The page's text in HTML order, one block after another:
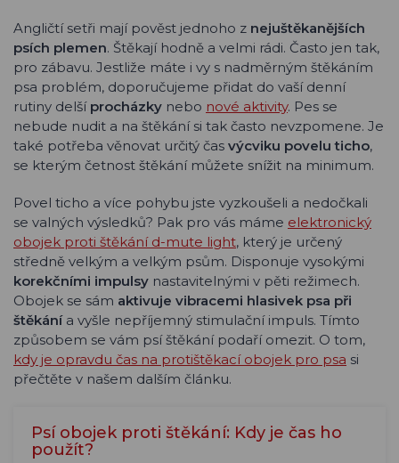
Angličtí setři mají pověst jednoho z nejuštěkanějších
psích plemen. Štěkají hodně a velmi rádi. Často jen tak,
pro zábavu. Jestliže máte i vy s nadměrným štěkáním
psa problém, doporučujeme přidat do vaší denní
rutiny delší procházky nebo nové aktivity. Pes se
nebude nudit a na štěkání si tak často nevzpomene. Je
také potřeba věnovat určitý čas výcviku povelu ticho,
se kterým četnost štěkání můžete snížit na minimum.
Povel ticho a více pohybu jste vyzkoušeli a nedočkali
se valných výsledků? Pak pro vás máme elektronický
obojek proti štěkání d-mute light, který je určený
středně velkým a velkým psům. Disponuje vysokými
korekčními impulsy nastavitelnými v pěti režimech.
Obojek se sám aktivuje vibracemi hlasivek psa při
štěkánía vyšle nepříjemný stimulační impuls. Tímto
způsobem se vám psí štěkání podaří omezit. O tom,
kdy je opravdu čas na protištěkací obojek pro psa si
přečtěte v našem dalším článku.
Psí obojek proti štěkání: Kdy je čas ho
použít?